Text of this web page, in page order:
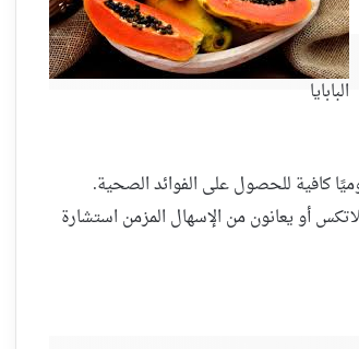
البابايا
كافية للحصول على الفوائد الصحية.
أو يعانون من الإسهال المزمن استشارة